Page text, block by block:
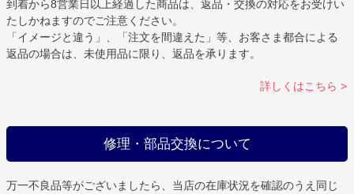
到着から8営業日以上経過した商品は、返品・交換の対応をお受けい
たしかねますのでご注意ください。
「イメージと違う」、「注文を間違えた」等、お客さま都合による
返品の場合は、未使用品に限り、返品を承ります。
詳しくはこちら >
修理・部品交換について
万一不良品等がございましたら、当店の在庫状況を確認のうえ同じ